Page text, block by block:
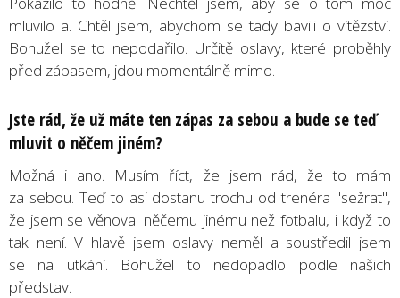
mluvilo a. Chtěl jsem, abychom se tady bavili o vítězství.
Bohužel se to nepodařilo. Určitě oslavy, které proběhly
před zápasem, jdou momentálně mimo.
Jste rád, že už máte ten zápas za sebou a bude se teď
mluvit o něčem jiném?
Možná i ano. Musím říct, že jsem rád, že to mám
za sebou. Teď to asi dostanu trochu od trenéra "sežrat",
že jsem se věnoval něčemu jinému než fotbalu, i když to
tak není. V hlavě jsem oslavy neměl a soustředil jsem
se na utkání. Bohužel to nedopadlo podle našich
představ.